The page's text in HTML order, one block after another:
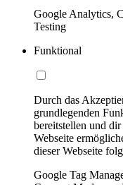
Google Analytics,
Testing
Funktional
Durch das
grundlegenden
bereitstellen und
Webseite
dieser Webseite
Google Tag